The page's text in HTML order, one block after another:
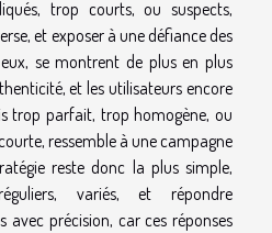
trop courts, ou suspects,
et exposer à une défiance des
se montrent de plus en plus
et les utilisateurs encore
trop parfait, trop homogène, ou
ressemble à une campagne
reste donc la plus simple,
variés, et répondre
précision, car ces réponses